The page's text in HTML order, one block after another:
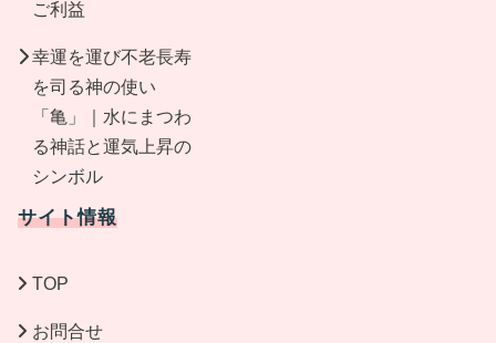
ご利益
幸運を運び不老長寿
を司る神の使い
「亀」｜水にまつわ
る神話と運気上昇の
シンボル
サイト情報
TOP
お問合せ